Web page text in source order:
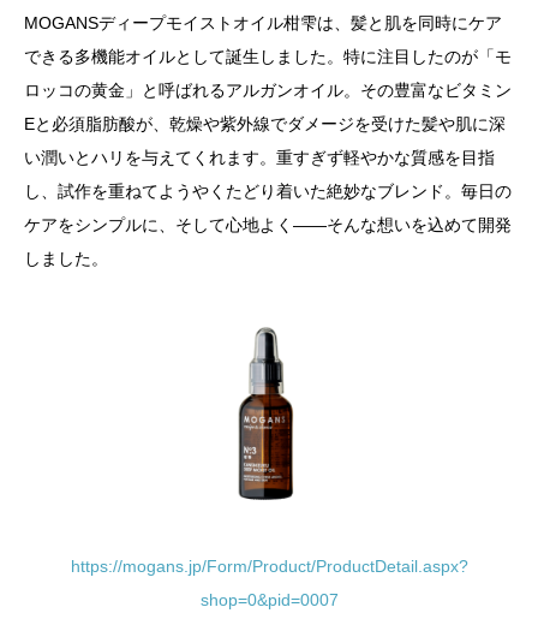
MOGANSディープモイストオイル柑雫は、髪と肌を同時にケア
できる多機能オイルとして誕生しました。特に注目したのが「モ
ロッコの黄金」と呼ばれるアルガンオイル。その豊富なビタミン
Eと必須脂肪酸が、乾燥や紫外線でダメージを受けた髪や肌に深
い潤いとハリを与えてくれます。重すぎず軽やかな質感を目指
し、試作を重ねてようやくたどり着いた絶妙なブレンド。毎日の
ケアをシンプルに、そして心地よく――そんな想いを込めて開発
しました。
https://mogans.jp/Form/Product/ProductDetail.aspx?
shop=0&pid=0007